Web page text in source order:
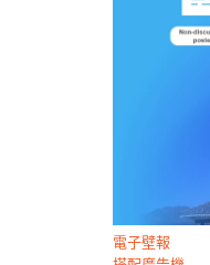
電子壁報